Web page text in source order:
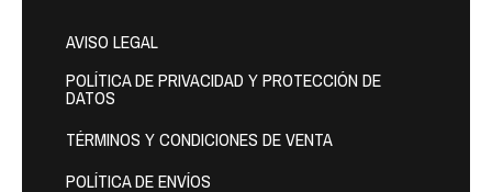
AVISO LEGAL
POLÍTICA DE PRIVACIDAD Y PROTECCIÓN DE
DATOS
TÉRMINOS Y CONDICIONES DE VENTA
POLÍTICA DE ENVÍOS